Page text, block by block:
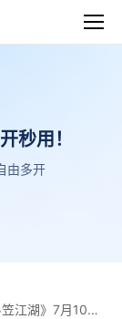
秒用！
由多开
笠江湖》7月10日